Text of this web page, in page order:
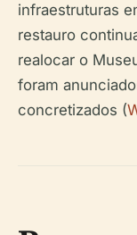
infraestruturas
restauro
realocar o
foram
concretizados (